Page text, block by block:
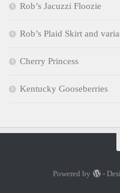
Rob’s Jacuzzi Floozie
Rob’s Plaid Skirt and
Cherry Princess
Kentucky Gooseberries
Powered by -